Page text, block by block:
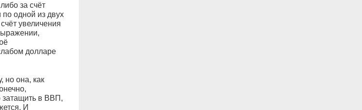
за счёт
по одной из двух
увеличения
долларе
но она, как
затащить в ВВП,
И